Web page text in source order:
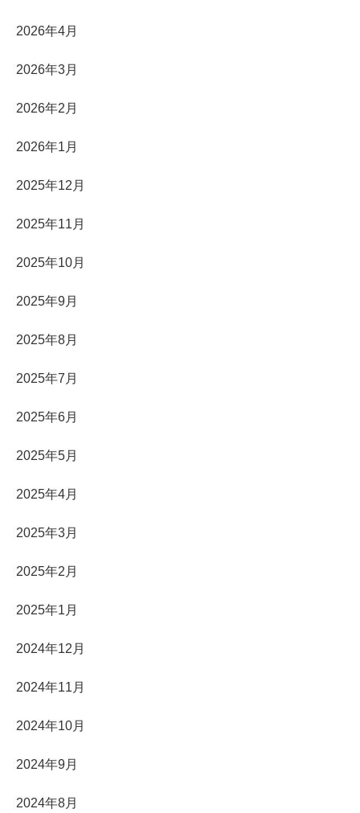
2026年4月
2026年3月
2026年2月
2026年1月
2025年12月
2025年11月
2025年10月
2025年9月
2025年8月
2025年7月
2025年6月
2025年5月
2025年4月
2025年3月
2025年2月
2025年1月
2024年12月
2024年11月
2024年10月
2024年9月
2024年8月